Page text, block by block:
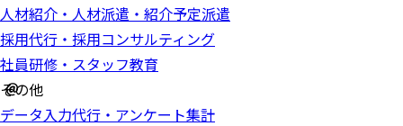
人材紹介・人材派遣・紹介予定派遣
採用代行・採用コンサルティング
社員研修・スタッフ教育
その他
データ入力代行・アンケート集計